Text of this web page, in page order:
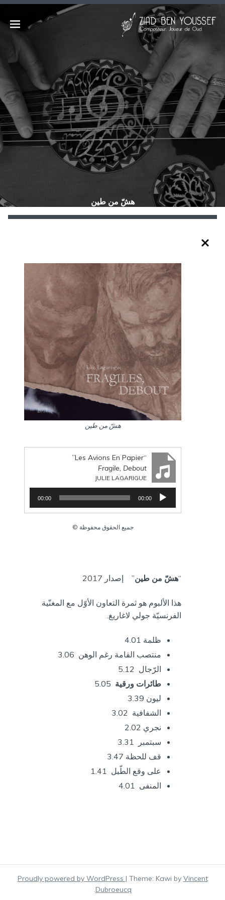
Skip
content
زياد بن يوسف | الموقع الرسمي
COMPOSITEUR, JOUEUR DE OUD,
MUSIQUES D'ORIENT CONTEMPORAIN
Open
هشّ من طين
هشّ من طين
“Les Avions En Papier”
Fragile, Debout
JULIE LAGARIGUE
غ
ت
00:00
00:00
جميع الحقوق محفوظة ©
“هشّ من طين” إصدار 2017
هذا الألبوم هو ثمرة التعاون الأوّل مع المغنّية
الفرنسيّة جولي لاغاريغ.
ظلمة 4.01
منتصب القامة رغم الوهن 3.06
الرّجال 5.12
طائرات ورقية
ليون 3.39
الشفافية 3.02
نجري 2.02
سبتمبر 3.31
قف للحظة 3.47
على وقع الطّبل 1.41
المنفى 4.01
Proudly powered by WordPress | Theme: Kawi by Vincent
Dubroeucq
.